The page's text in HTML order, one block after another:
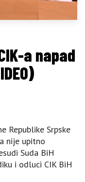
a napad
Republike Srpske
nije upitno
Suda BiH
i odluci CIK BiH